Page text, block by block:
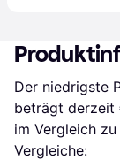
Der niedrigste
beträgt derzeit
im Vergleich zu
Vergleiche: